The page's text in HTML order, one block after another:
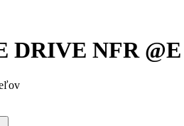
DRIVE NFR @E